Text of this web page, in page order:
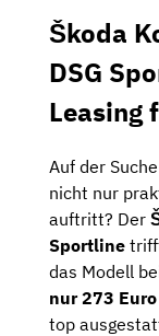
Škoda
DSG
Leasing
Auf der
nicht nur
auftritt? Der
Sportline
das Modell
nur 273
top